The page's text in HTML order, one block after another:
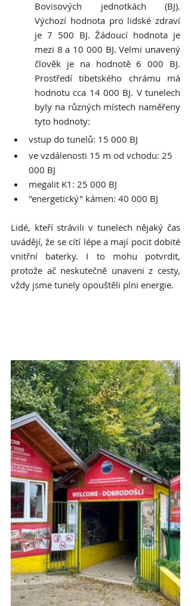
Bovisových jednotkách (BJ).
Výchozí hodnota pro lidské zdraví
je 7 500 BJ. Žádoucí hodnota je
mezi 8 a 10 000 BJ. Velmi unavený
člověk je na hodnotě 6 000 BJ.
Prostředí tibetského chrámu má
hodnotu cca 14 000 BJ. V tunelech
byly na různých místech naměřeny
tyto hodnoty:
vstup do tunelů: 15 000 BJ
ve vzdálenosti 15 m od vchodu: 25
000 BJ
megalit K1: 25 000 BJ
"energetický" kámen: 40 000 BJ
Lidé, kteří strávili v tunelech nějaký čas
uvádějí, že se cítí lépe a mají pocit dobité
vnitřní baterky. I to mohu potvrdit,
protože ač neskutečně unaveni z cesty,
vždy jsme tunely opouštěli plni energie.